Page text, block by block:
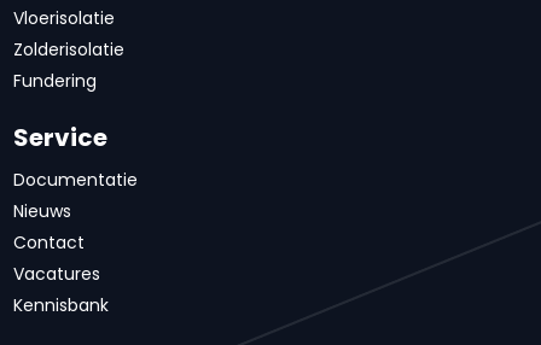
Vloerisolatie
Zolderisolatie
Fundering
Service
Documentatie
Nieuws
Contact
Vacatures
Kennisbank